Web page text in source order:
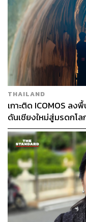
THAILAND
เกาะติด ICOMOS ลง
ดันเชียงใหม่สู่มรดกโ